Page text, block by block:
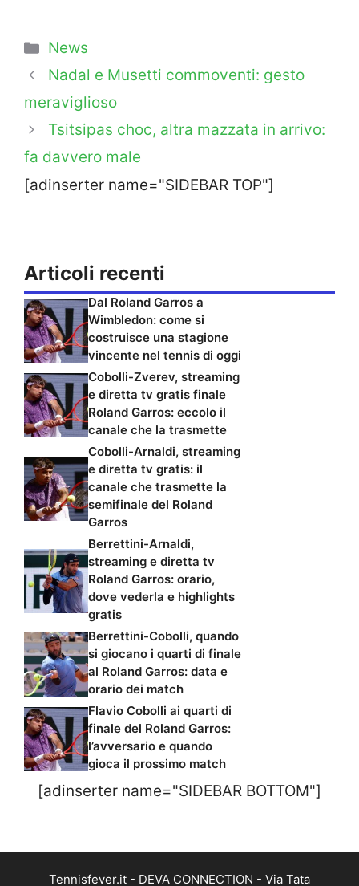
Categorie
News
Nadal e Musetti commoventi: gesto
meraviglioso
Tsitsipas choc, altra mazzata in arrivo:
fa davvero male
[adinserter name="SIDEBAR TOP"]
Articoli recenti
Dal Roland Garros a
Wimbledon: come si
costruisce una stagione
vincente nel tennis di oggi
Cobolli-Zverev, streaming
e diretta tv gratis finale
Roland Garros: eccolo il
canale che la trasmette
Cobolli-Arnaldi, streaming
e diretta tv gratis: il
canale che trasmette la
semifinale del Roland
Garros
Berrettini-Arnaldi,
streaming e diretta tv
Roland Garros: orario,
dove vederla e highlights
gratis
Berrettini-Cobolli, quando
si giocano i quarti di finale
al Roland Garros: data e
orario dei match
Flavio Cobolli ai quarti di
finale del Roland Garros:
l’avversario e quando
gioca il prossimo match
[adinserter name="SIDEBAR BOTTOM"]
Tennisfever.it - DEVA CONNECTION - Via Tata